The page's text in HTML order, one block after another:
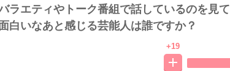
ラエティやトーク番組で話しているのを見て
白いなあと感じる芸能人は誰ですか？
+19